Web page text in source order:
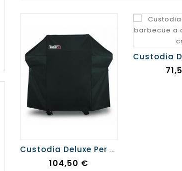
Custodia Deluxe Per Spirit 3 Bruciatori
Prezzo
104,50 €